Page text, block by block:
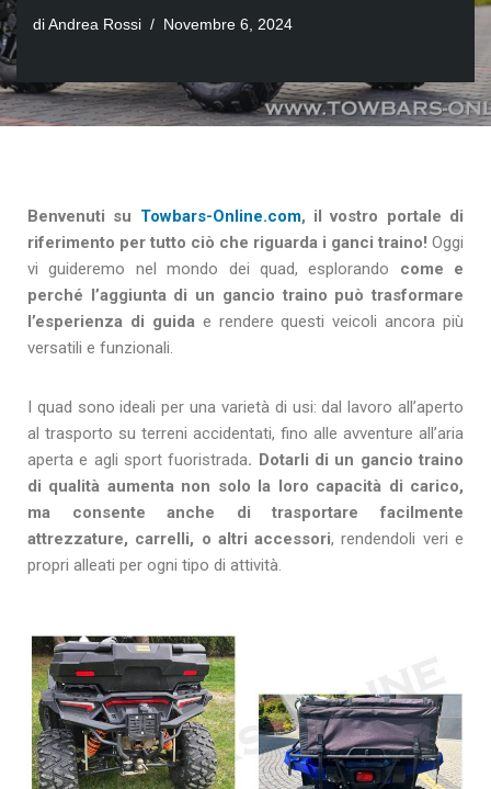
di Andrea Rossi Novembre 6, 2024
Benvenuti su Towbars-Online.com, il vostro portale di
riferimento per tutto ciò che riguarda i ganci traino! Oggi
vi guideremo nel mondo dei quad, esplorando come e
perché l’aggiunta di un gancio traino può trasformare
l’esperienza di guidae rendere questi veicoli ancora più
versatili e funzionali.
I quad sono ideali per una varietà di usi: dal lavoro all’aperto
al trasporto su terreni accidentati, fino alle avventure all’aria
aperta e agli sport fuoristrada. Dotarli di un gancio traino
di qualità aumenta non solo la loro capacità di carico,
ma consente anche di trasportare facilmente
attrezzature, carrelli, o altri accessori, rendendoli veri e
propri alleati per ogni tipo di attività.